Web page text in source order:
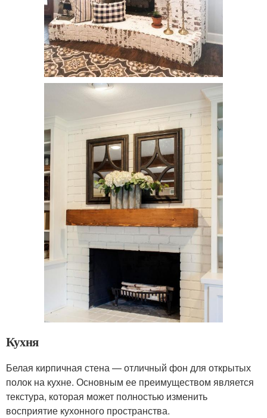
Кухня
Белая кирпичная стена — отличный фон для открытых
полок на кухне. Основным ее преимуществом является
текстура, которая может полностью изменить
восприятие кухонного пространства.